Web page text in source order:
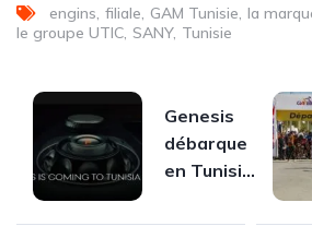
engins filiale GAM Tunisie la
le groupe UTIC SANY Tunisie
Genesis
débarque
en Tunisie
au cœur de